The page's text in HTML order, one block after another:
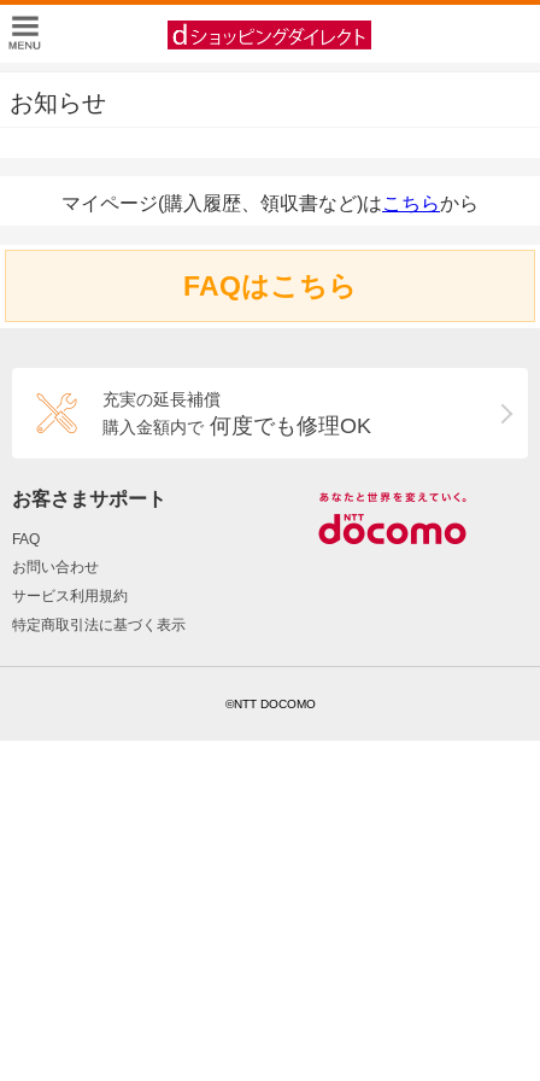
お知らせ
マイページ(購入履歴、領収書など)はこちらから
FAQはこちら
充実の延長補償
購入金額内で 何度でも修理OK
お客さまサポート
FAQ
お問い合わせ
サービス利用規約
特定商取引法に基づく表示
©NTT DOCOMO